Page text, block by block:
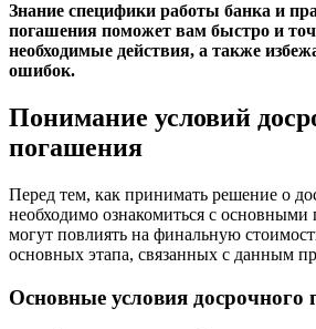
Знание специфики работы банка и
погашения поможет вам быстро и
необходимые действия, а также
ошибок.
Понимание условий
погашения
Перед тем, как принимать решение о
необходимо ознакомиться с основными
могут повлиять на финальную
основных этапа, связанных с данным
Основные условия досрочного